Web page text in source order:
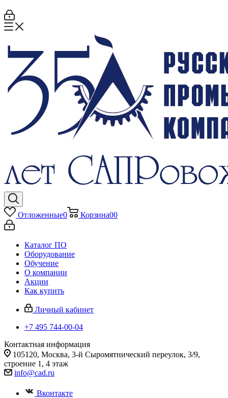
Отложенные0 Корзина00
Каталог ПО
Оборудование
Обучение
О компании
Акции
Как купить
Личный кабинет
+7 495 744-00-04
Контактная информация
105120, Москва, 3-й Сыромятнический переулок, 3/9,
строение 1, 4 этаж
info@cad.ru
Вконтакте